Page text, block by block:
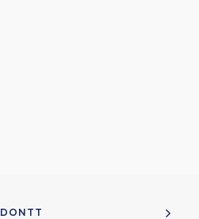
DONTT